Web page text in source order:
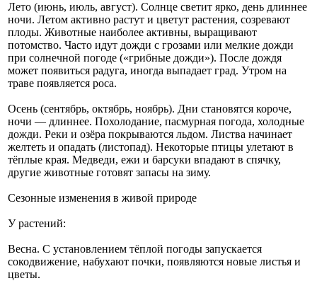
Лето (июнь, июль, август). Солнце светит ярко, день длиннее
ночи. Летом активно растут и цветут растения, созревают
плоды. Животные наиболее активны, выращивают
потомство. Часто идут дожди с грозами или мелкие дожди
при солнечной погоде («грибные дожди»). После дождя
может появиться радуга, иногда выпадает град. Утром на
траве появляется роса.
Осень (сентябрь, октябрь, ноябрь). Дни становятся короче,
ночи — длиннее. Похолодание, пасмурная погода, холодные
дожди. Реки и озёра покрываются льдом. Листва начинает
желтеть и опадать (листопад). Некоторые птицы улетают в
тёплые края. Медведи, ежи и барсуки впадают в спячку,
другие животные готовят запасы на зиму.
Сезонные изменения в живой природе
У растений:
Весна. С установлением тёплой погоды запускается
сокодвижение, набухают почки, появляются новые листья и
цветы.